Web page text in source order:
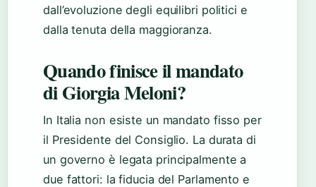
dall’evoluzione degli equilibri politici e
dalla tenuta della maggioranza.
Quando finisce il mandato
di Giorgia Meloni?
In Italia non esiste un mandato fisso per
il Presidente del Consiglio. La durata di
un governo è legata principalmente a
due fattori: la fiducia del Parlamento e